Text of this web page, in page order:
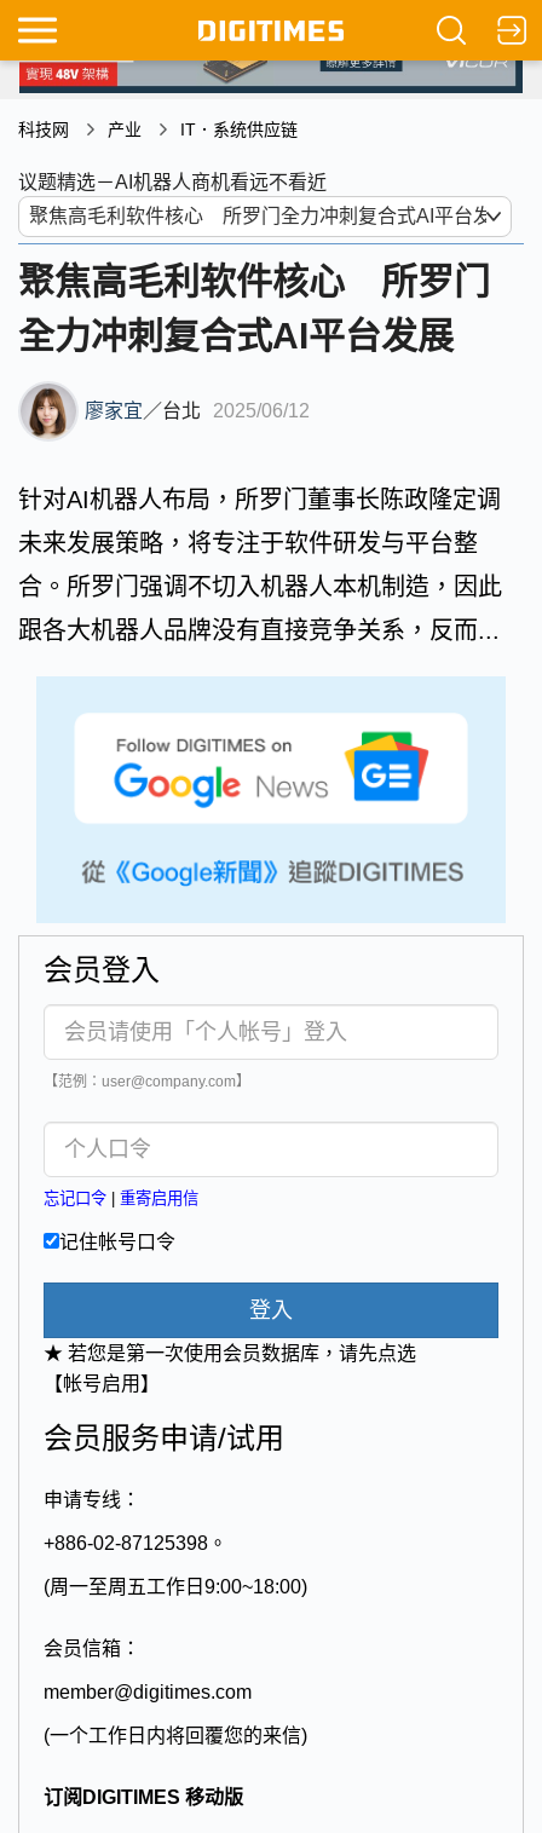
科技网 产业 IT．系统供应链
议题精选－AI机器人商机看远不看近
聚焦高毛利软件核心 所罗门
全力冲刺复合式AI平台发展
廖家宜／台北 2025/06/12
针对AI机器人布局，所罗门董事长陈政隆定调
未来发展策略，将专注于软件研发与平台整
合。所罗门强调不切入机器人本机制造，因此
跟各大机器人品牌没有直接竞争关系，反而...
会员登入
【范例：user@company.com】
忘记口令 重寄启用信
记住帐号口令
登入
★ 若您是第一次使用会员数据库，请先点选
【帐号启用】
会员服务申请/试用
申请专线：
+886-02-87125398。
(周一至周五工作日9:00~18:00)
会员信箱：
member@digitimes.com
(一个工作日内将回覆您的来信)
订阅DIGITIMES 移动版